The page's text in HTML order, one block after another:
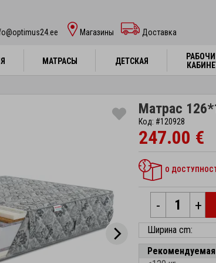
Магазины Доставка
МАТРАСЫ ДЕТСКАЯ
МАТРАСЫ ДЕТСКАЯ
Матрас
Код: #120928
247.00 €
О
- +
Ширина cm:
Рекомендуемая